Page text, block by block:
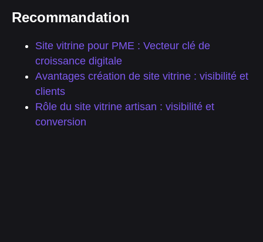
Recommandation
Site vitrine pour PME : Vecteur clé de
croissance digitale
Avantages création de site vitrine : visibilité et
clients
Rôle du site vitrine artisan : visibilité et
conversion